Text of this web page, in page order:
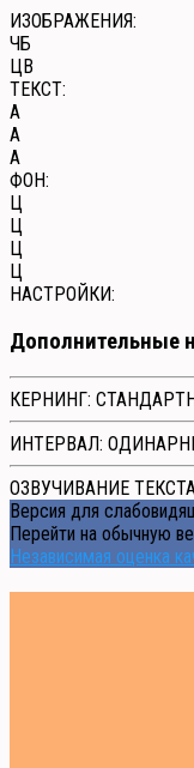
ИЗОБРАЖЕНИЯ:
ЧБ
ЦВ
ТЕКСТ:
A
A
A
ФОН:
Ц
Ц
Ц
Ц
НАСТРОЙКИ:
Дополнительные
КЕРНИНГ:
ИНТЕРВАЛ:
ОЗВУЧИВАНИЕ
Версия для
Перейти на обычную
Независимая оценка